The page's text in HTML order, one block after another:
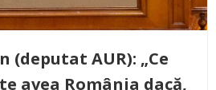
(deputat AUR): „Ce
avea România dacă,